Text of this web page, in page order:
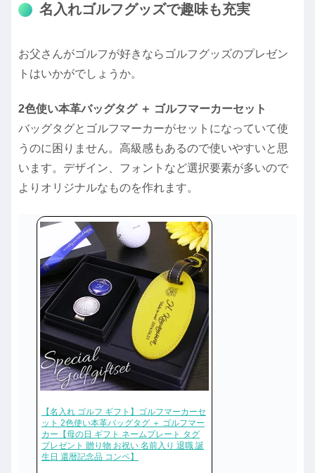
名入れゴルフグッズで趣味も充実
お父さんがゴルフが好きならゴルフグッズのプレゼン
トはいかがでしょうか。
2色使い本革バッグタグ ＋ ゴルフマーカーセット
バッグタグとゴルフマーカーがセットになっていて使
うのに困りません。高級感もあるので使いやすいと思
います。デザイン、フォントなど選択要素が多いので
よりオリジナルなものを作れます。
【名入れ ゴルフ ギフト】ゴルフマーカーセ
ット 2色使い本革バッグタグ ＋ ゴルフマー
カー【母の日 ギフト ネームプレート タグ
プレゼント 贈り物 お祝い 名前入り 退職 誕
生日 還暦記念品 コンペ】